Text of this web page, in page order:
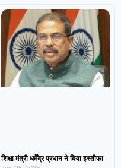
शिक्षा मंत्री धर्मेंद्र प्रधान ने दिया इस्तीफा